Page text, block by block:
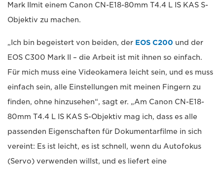
Mark IImit einem Canon CN-E18-80mm T4.4 L IS KAS S-
Objektiv zu machen.
„Ich bin begeistert von beiden, der EOS C200 und der
EOS C300 Mark II – die Arbeit ist mit ihnen so einfach.
Für mich muss eine Videokamera leicht sein, und es muss
einfach sein, alle Einstellungen mit meinen Fingern zu
finden, ohne hinzusehen“, sagt er. „Am Canon CN-E18-
80mm T4.4 L IS KAS S-Objektiv mag ich, dass es alle
passenden Eigenschaften für Dokumentarfilme in sich
vereint: Es ist leicht, es ist schnell, wenn du Autofokus
(Servo) verwenden willst, und es liefert eine